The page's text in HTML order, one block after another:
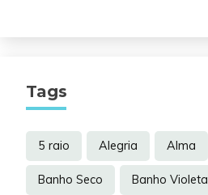
Tags
5 raio Alegria Alma
Banho Seco Banho Violeta